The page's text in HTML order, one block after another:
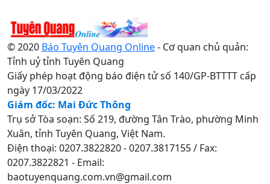
© 2020 Báo Tuyên Quang Online- Cơ quan chủ quản:
Tỉnh uỷ tỉnh Tuyên Quang
Giấy phép hoạt động báo điện tử số 140/GP-BTTTT cấp
ngày 17/03/2022
Giám đốc: Mai Đức Thông
Trụ sở Tòa soạn: Số 219, đường Tân Trào, phường Minh
Xuân, tỉnh Tuyên Quang, Việt Nam.
Điện thoại: 0207.3822820 - 0207.3817155 / Fax:
0207.3822821 - Email:
baotuyenquang.com.vn@gmail.com